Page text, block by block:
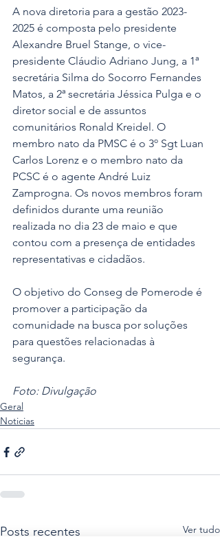
A nova diretoria para a gestão 2023-
2025 é composta pelo presidente
Alexandre Bruel Stange, o vice-
presidente Cláudio Adriano Jung, a 1ª
secretária Silma do Socorro Fernandes
Matos, a 2ª secretária Jéssica Pulga e o
diretor social e de assuntos
comunitários Ronald Kreidel. O
membro nato da PMSC é o 3º Sgt Luan
Carlos Lorenz e o membro nato da
PCSC é o agente André Luiz
Zamprogna. Os novos membros foram
definidos durante uma reunião
realizada no dia 23 de maio e que
contou com a presença de entidades
representativas e cidadãos.
O objetivo do Conseg de Pomerode é
promover a participação da
comunidade na busca por soluções
para questões relacionadas à
segurança.
Foto: Divulgação
Geral
Noticias
Posts recentes Ver tudo